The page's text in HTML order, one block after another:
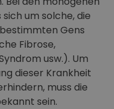
um solche, die
Gens
Fibrose,
usw.). Um
dieser Krankheit
muss die
sein.